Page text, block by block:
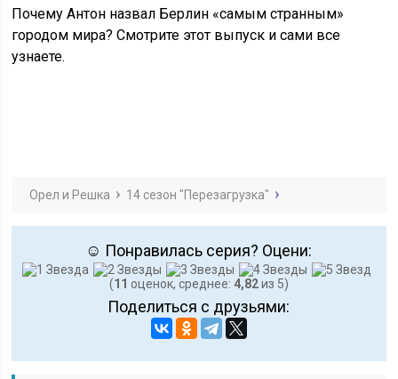
Почему Антон назвал Берлин «самым странным»
городом мира? Смотрите этот выпуск и сами все
узнаете.
Орел и Решка 14 сезон "Перезагрузка"
☺ Понравилась серия? Оцени:
(11 оценок, среднее: 4,82из 5)
Поделиться с друзьями: